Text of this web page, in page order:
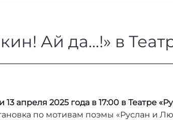
Ай
Ай да…!» в
апреля 2025 года в 17:00 в Театре
по мотивам поэмы «Руслан и